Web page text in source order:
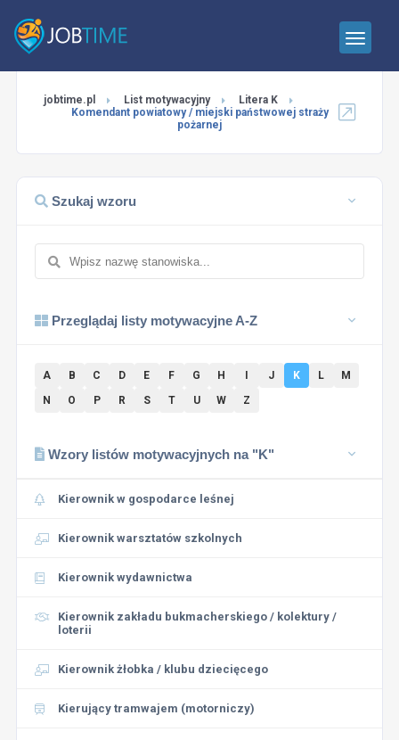
jobtime.pl List motywacyjny
Litera K
Komendant powiatowy / miejski państwowej straży
pożarnej
Szukaj wzoru
Przeglądaj listy motywacyjne A-Z
A B C D E F G H J K L
M
N
O P R S T U W Z
Wzory listów motywacyjnych na "K"
Kierownik w gospodarce leśnej
Kierownik warsztatów szkolnych
Kierownik wydawnictwa
Kierownik zakładu bukmacherskiego / kolektury /
loterii
Kierownik żłobka / klubu dziecięcego
Kierujący tramwajem (motorniczy)